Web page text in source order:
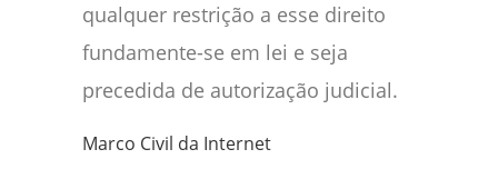
qualquer restrição a esse direito
fundamente-se em lei e seja
precedida de autorização judicial.
Marco Civil da Internet